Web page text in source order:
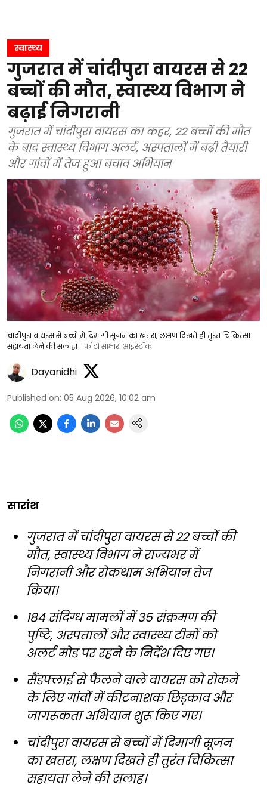
स्वास्थ्य
गुजरात में चांदीपुरा वायरस से 22
बच्चों की मौत, स्वास्थ्य विभाग ने
बढ़ाई निगरानी
गुजरात में चांदीपुरा वायरस का कहर, 22 बच्चों की मौत
के बाद स्वास्थ्य विभाग अलर्ट, अस्पतालों में बढ़ी तैयारी
और गांवों में तेज हुआ बचाव अभियान
चांदीपुरा वायरस से बच्चों में दिमागी सूजन का खतरा, लक्षण दिखते ही तुरंत चिकित्सा
सहायता लेने की सलाह।
फोटो साभार: आईस्टॉक
Dayanidhi
Published on: 05 Aug 2026, 10:02 am
सारांश
गुजरात में चांदीपुरा वायरस से 22 बच्चों की
मौत, स्वास्थ्य विभाग ने राज्यभर में
निगरानी और रोकथाम अभियान तेज
किया।
184 संदिग्ध मामलों में 35 संक्रमण की
पुष्टि, अस्पतालों और स्वास्थ्य टीमों को
अलर्ट मोड पर रहने के निर्देश दिए गए।
सैंडफ्लाई से फैलने वाले वायरस को रोकने
के लिए गांवों में कीटनाशक छिड़काव और
जागरूकता अभियान शुरू किए गए।
चांदीपुरा वायरस से बच्चों में दिमागी सूजन
का खतरा, लक्षण दिखते ही तुरंत चिकित्सा
सहायता लेने की सलाह।